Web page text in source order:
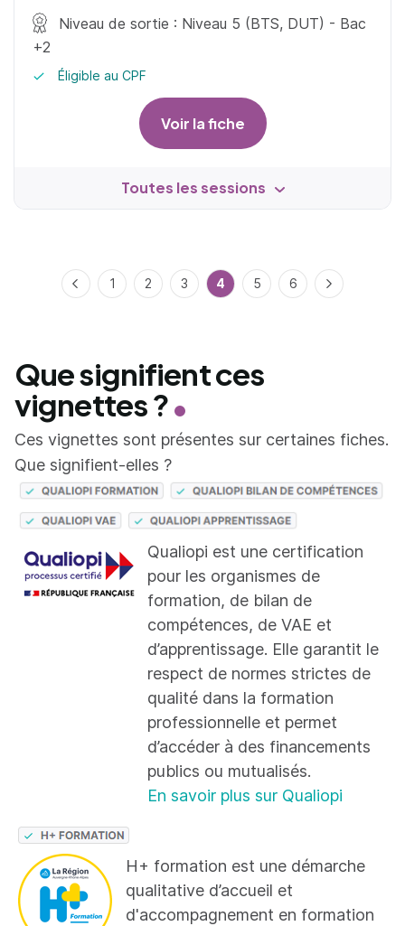
Niveau de sortie : Niveau 5 (BTS, DUT) - Bac
+2
Éligible au CPF
Voir la fiche
Toutes les sessions
Précédent
1 2 3 4 5 6 Suivant
Que signifient ces
vignettes ?
Ces vignettes sont présentes sur certaines fiches.
Que signifient-elles ?
Qualiopi est une certification
pour les organismes de
formation, de bilan de
compétences, de VAE et
d’apprentissage. Elle garantit le
respect de normes strictes de
qualité dans la formation
professionnelle et permet
d’accéder à des financements
publics ou mutualisés.
En savoir plus sur Qualiopi
H+ formation est une démarche
qualitative d’accueil et
d'accompagnement en formation